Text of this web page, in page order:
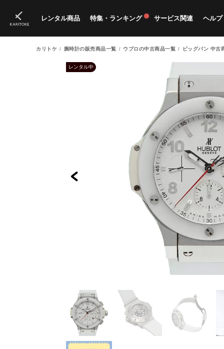
レンタル商品
ブランド一覧 すべての商品 新入荷商品 新
特集・ランキング
特集 ランキング
サービス関連
料金プラン 獲
ヘルプ
ご
カリトケ 腕時計の販売商品一覧 ウブロの中古商品一覧 ビッグバン 中古
レンタル中